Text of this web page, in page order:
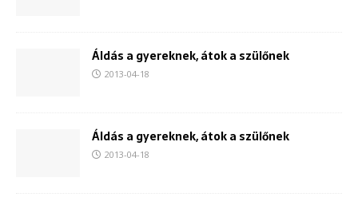
Áldás a gyereknek, átok a szülőnek
2013-04-18
Áldás a gyereknek, átok a szülőnek
2013-04-18